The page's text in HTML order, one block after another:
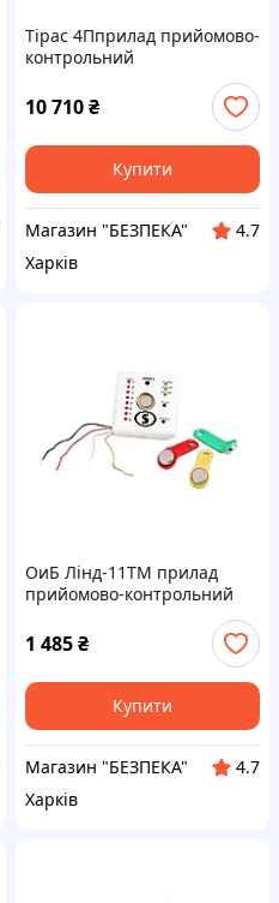
Тірас 4Пприлад прийомово-
контрольний
10 710₴
Купити
Магазин "БЕЗПЕКА"
4.7
Харків
ОиБ Лінд-11ТМ прилад
прийомово-контрольний
1 485₴
Купити
Магазин "БЕЗПЕКА"
4.7
Харків